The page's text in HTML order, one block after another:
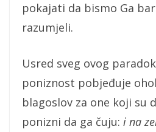
pokajati da bismo Ga
razumjeli.
Usred sveg ovog
poniznost pobjeđuje
blagoslov za one koji su
ponizni da ga čuju: i na